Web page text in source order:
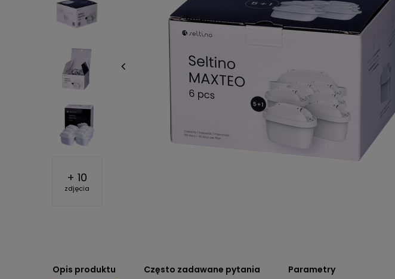
+ 10
zdjęcia
Opis produktu Często zadawane pytania Parametry